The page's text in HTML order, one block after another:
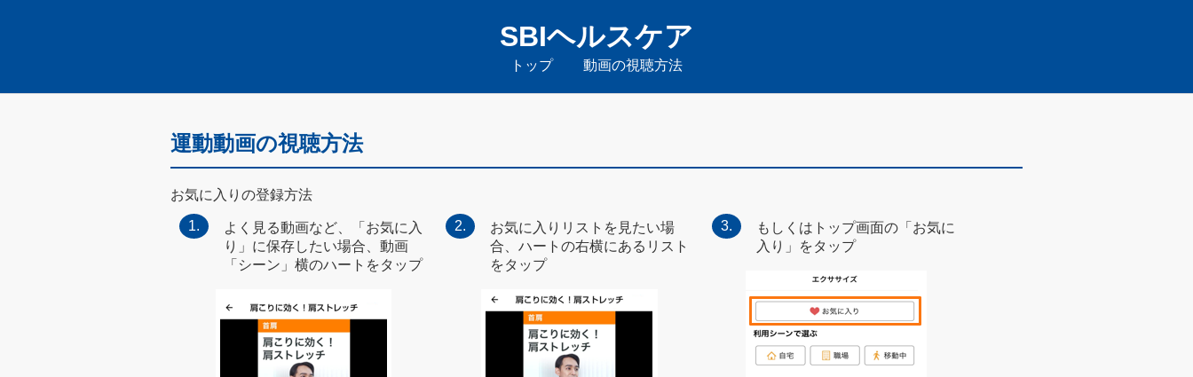
SBIヘルスケア
トップ 動画の視聴方法
運動動画の視聴方法
お気に入りの登録方法
よく見る動画など、「お気に入
り」に保存したい場合、動画
「シーン」横のハートをタップ
お気に入りリストを見たい場
合、ハートの右横にあるリスト
をタップ
もしくはトップ画面の「お気に
入り」をタップ